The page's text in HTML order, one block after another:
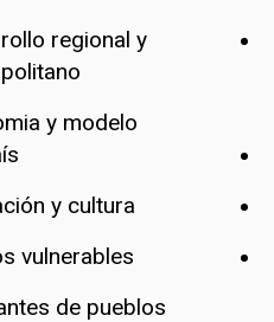
regional y
y modelo
y cultura
vulnerables
de pueblos